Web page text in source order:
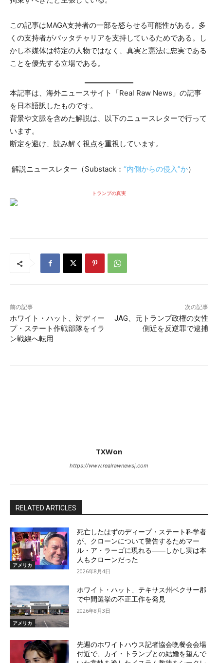
この記事はMAGA支持者の一部を怒らせる可能性がある。多
くの支持者がバッタチャリアを支持しているためである。し
かし本媒体は特定の人物ではなく、真実と憲法に忠実である
ことを優先する立場である。
本記事は、海外ニュースサイト「Real Raw News」の記事
を日本語訳したものです。
背景や文脈を含めた解説は、以下のニュースレターで行って
います。
断定を避け、読み解く視点を重視しています。
解説ニュースレター（Substack： “内側からの侵入”か）
トランプの真実
前の記事
ホワイト・ハット、対ディー
プ・ステート作戦部隊をイラ
ン戦線へ転用
次の記事
JAG、元トランプ政権の女性
側近を反逆罪で逮捕
TXWon
https://www.realrawnewsj.com
RELATED ARTICLES
アメリカ
死亡したはずのディープ・ステート科学者
が、クローンについて警告するためマー
ル・ア・ラーゴに現れる――しかし実は本
人もクローンだった
2026年8月4日
アメリカ
ホワイト・ハット、テキサス州ベクサー郡
で中間選挙の不正工作を発見
2026年8月3日
先週のホワイトハウス記者協会晩餐会会場
付近で、カイ・トランプとの結婚を望んで